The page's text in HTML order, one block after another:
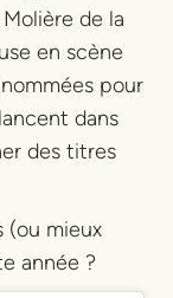
de la
en scène
pour
dans
des titres
(ou mieux
année ?